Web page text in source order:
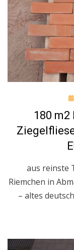
180 m2
aus reinste
Riemchen in
– altes